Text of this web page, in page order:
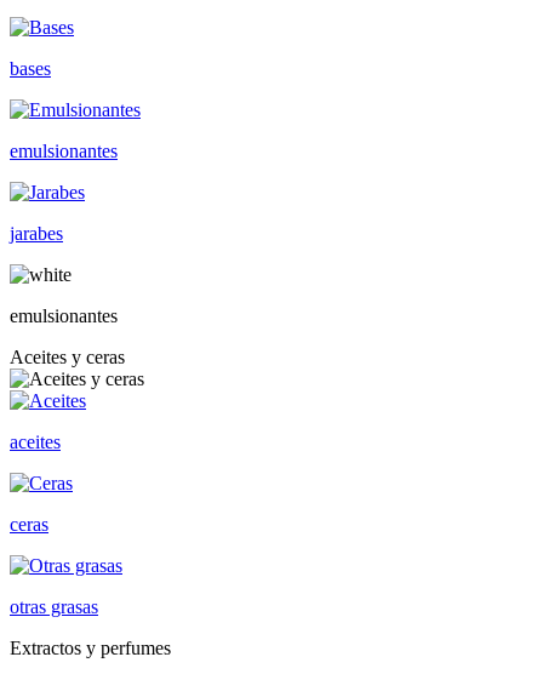
bases
emulsionantes
jarabes
emulsionantes
Aceites y ceras
aceites
ceras
otras grasas
Extractos y perfumes